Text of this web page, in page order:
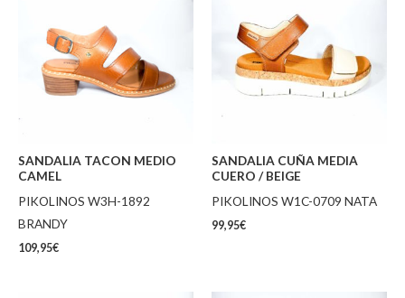
SANDALIA TACON MEDIO
CAMEL
PIKOLINOS W3H-1892
BRANDY
109,95€
SANDALIA CUÑA MEDIA
CUERO / BEIGE
PIKOLINOS W1C-0709 NATA
99,95€